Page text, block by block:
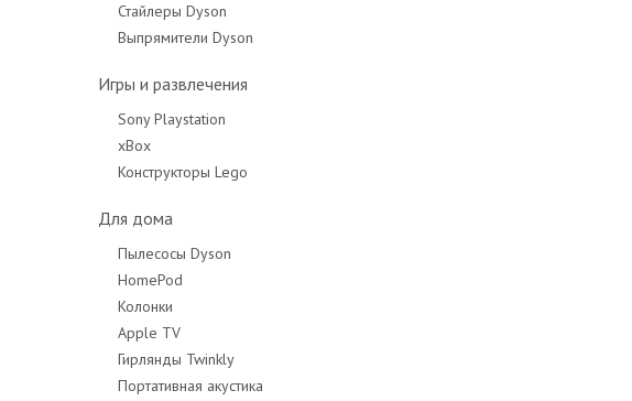
Стайлеры Dyson
Выпрямители Dyson
Игры и развлечения
Sony Playstation
xBox
Конструкторы Lego
Для дома
Пылесосы Dyson
HomePod
Колонки
Apple TV
Гирлянды Twinkly
Портативная акустика